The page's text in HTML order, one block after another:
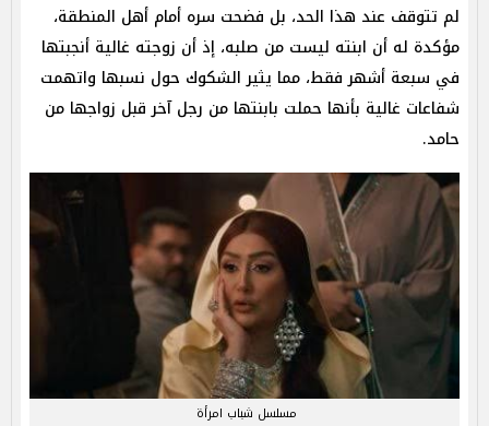
لم تتوقف عند هذا الحد، بل فضحت سره أمام أهل المنطقة،
مؤكدة له أن ابنته ليست من صلبه، إذ أن زوجته غالية أنجبتها
في سبعة أشهر فقط، مما يثير الشكوك حول نسبها واتهمت
شفاعات غالية بأنها حملت بابنتها من رجل آخر قبل زواجها من
حامد.
مسلسل شباب امرأة